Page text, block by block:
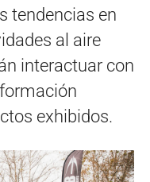
tendencias en
al aire
interactuar con
exhibidos.